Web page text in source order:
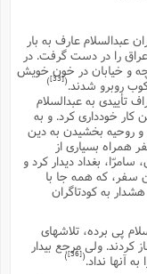
طرفداران عبدالسلام عارف به بار
را در دست گرفت. در
و خیابان در خون خویش
روبرو شدند. [33]
)
تأییدى به عبدالسلام
خوددارى کرد. و به
و روحیه بخشیدن به دین
همراه بسیارى از
بغداد دیدار کرد و
سفر، که همه جا با
به کودتاگران
پى برده، تلاشهاى
کردند. ولى مرجع بیدار
آنها نداد.(
[36]
)